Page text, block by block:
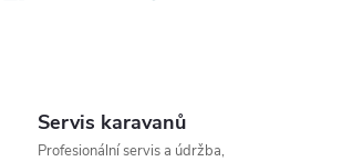
Servis karavanů
Profesionální servis a údržba,